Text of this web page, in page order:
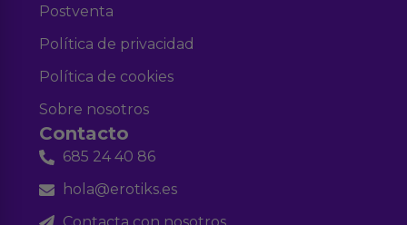
Postventa
Política de privacidad
Política de cookies
Sobre nosotros
Contacto
685 24 40 86
hola@erotiks.es